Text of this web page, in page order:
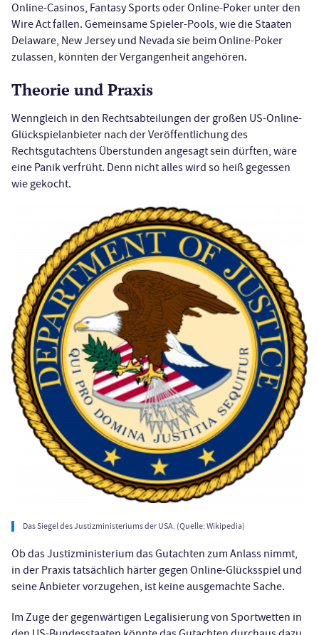
Online-Casinos, Fantasy Sports oder Online-Poker unter den
Wire Act fallen. Gemeinsame Spieler-Pools, wie die Staaten
Delaware, New Jersey und Nevada sie beim Online-Poker
zulassen, könnten der Vergangenheit angehören.
Theorie und Praxis
Wenngleich in den Rechtsabteilungen der großen US-Online-
Glückspielanbieter nach der Veröffentlichung des
Rechtsgutachtens Überstunden angesagt sein dürften, wäre
eine Panik verfrüht. Denn nicht alles wird so heiß gegessen
wie gekocht.
Das Siegel des Justizministeriums der USA. (Quelle: Wikipedia)
Ob das Justizministerium das Gutachten zum Anlass nimmt,
in der Praxis tatsächlich härter gegen Online-Glücksspiel und
seine Anbieter vorzugehen, ist keine ausgemachte Sache.
Im Zuge der gegenwärtigen Legalisierung von Sportwetten in